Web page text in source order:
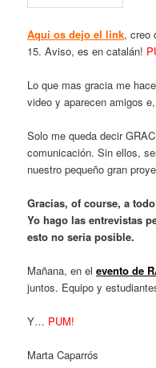
Aquí os dejo el link, creo
15. Aviso, es en catalán!
Lo que mas gracia me
video y aparecen amigos
Solo me queda decir
comunicación. Sin ellos,
nuestro pequeño gran
Gracias, of course, a
Yo hago las entrevistas
esto no seria posible.
Mañana, en elevento de
juntos. Equipo y
Y… PUM!
Marta Caparrós